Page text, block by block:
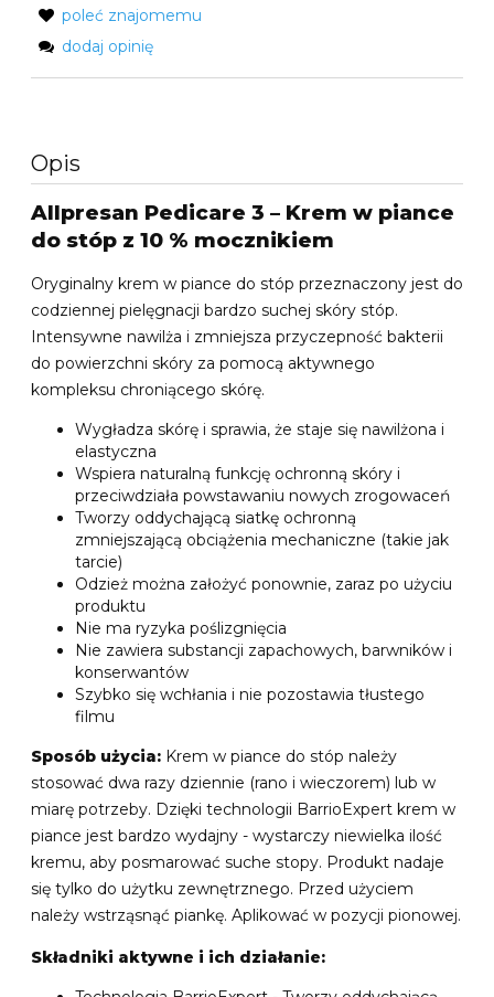
poleć znajomemu
dodaj opinię
Opis
Allpresan Pedicare 3 – Krem w piance
do stóp z 10 % mocznikiem
Oryginalny krem w piance do stóp przeznaczony jest do
codziennej pielęgnacji bardzo suchej skóry stóp.
Intensywne nawilża i zmniejsza przyczepność bakterii
do powierzchni skóry za pomocą aktywnego
kompleksu chroniącego skórę.
Wygładza skórę i sprawia, że staje się nawilżona i
elastyczna
Wspiera naturalną funkcję ochronną skóry i
przeciwdziała powstawaniu nowych zrogowaceń
Tworzy oddychającą siatkę ochronną
zmniejszającą obciążenia mechaniczne (takie jak
tarcie)
Odzież można założyć ponownie, zaraz po użyciu
produktu
Nie ma ryzyka poślizgnięcia
Nie zawiera substancji zapachowych, barwników i
konserwantów
Szybko się wchłania i nie pozostawia tłustego
filmu
Sposób użycia: Krem w piance do stóp należy
stosować dwa razy dziennie (rano i wieczorem) lub w
miarę potrzeby. Dzięki technologii BarrioExpert krem w
piance jest bardzo wydajny - wystarczy niewielka ilość
kremu, aby posmarować suche stopy. Produkt nadaje
się tylko do użytku zewnętrznego. Przed użyciem
należy wstrząsnąć piankę. Aplikować w pozycji pionowej.
Składniki aktywne i ich działanie: